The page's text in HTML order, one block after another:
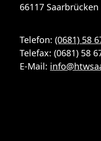
66117 Saarbrücken
Telefon: (0681) 58
Telefax: (0681) 58
E-Mail: info@